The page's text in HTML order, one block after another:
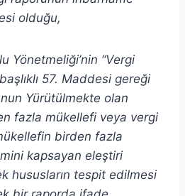
olduğu,
Yönetmeliği’nin “Vergi
57. Maddesi gereği
Yürütülmekte olan
fazla mükellefi veya vergi
birden fazla
kapsayan eleştiri
hususların tespit edilmesi